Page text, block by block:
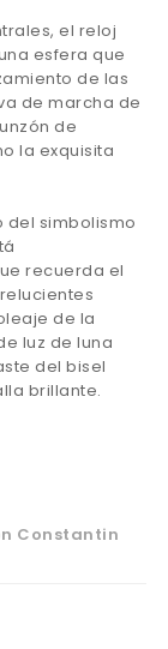
el reloj
esfera que
de las
de marcha de
de
la exquisita
del simbolismo
recuerda el
de la
luz de luna
del bisel
brillante.
Constantin